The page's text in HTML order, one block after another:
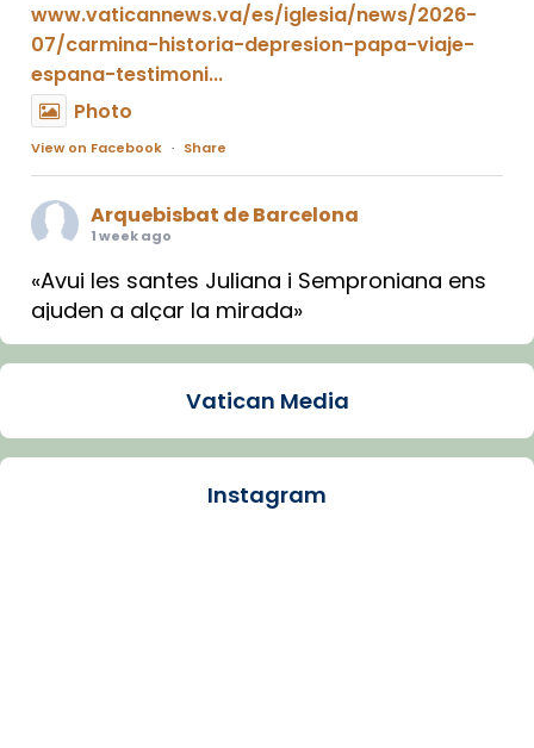
www.vaticannews.va/es/iglesia/news/2026-
07/carmina-historia-depresion-papa-viaje-
espana-testimoni...
Photo
View on Facebook · Share
Arquebisbat de Barcelona
1 week ago
«Avui les santes Juliana i Semproniana ens
ajuden a alçar la mirada»
Mons. Sergi Gordo, bisbe de Tortosa, ha
Santes de Mataró.
🔗tinyurl.com/cvu5jmbk
Vatican Media
Instagram